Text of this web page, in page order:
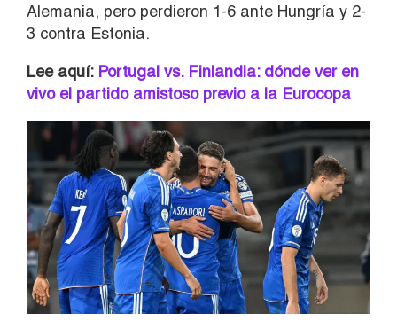
Alemania, pero perdieron 1-6 ante Hungría y 2-
3 contra Estonia.
Lee aquí: Portugal vs. Finlandia: dónde ver en
vivo el partido amistoso previo a la Eurocopa